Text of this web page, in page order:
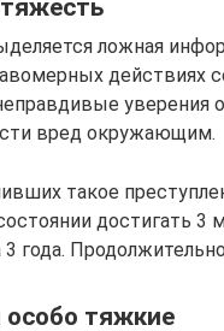
ложная
действиях
уверения
вред окружающим.
такое
достигать 3
года.
тяжкие